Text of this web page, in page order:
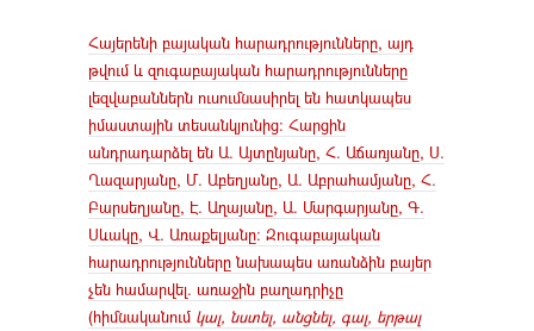
Հայերենի բայական հարադրությունները, այդ
թվում և զուգաբայական հարադրությունները
լեզվաբաններն ուսումնասիրել են հատկապես
իմաստային տեսանկյունից։ Հարցին
անդրադարձել են Ա. Այտընյանը, Հ. Աճառյանը, Ս.
Ղազարյանը, Մ. Աբեղյանը, Ա. Աբրահամյանը, Հ.
Բարսեղյանը, Է. Աղայանը, Ա. Մարգարյանը, Գ.
Սևակը, Վ. Առաքելյանը։ Զուգաբայական
հարադրությունները նախապես առանձին բայեր
չեն համարվել. առաջին բաղադրիչը
(հիմնականում կալ, նստել, անցնել, գալ, երթալ